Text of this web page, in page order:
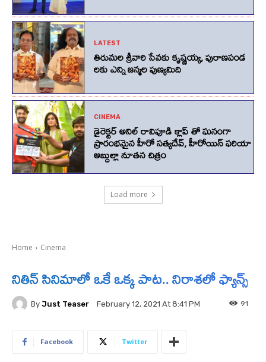
LATEST
తిరుమల శ్రీవారి సేవకు కృష్ణయ్య, పురాణపండ
లకు ఎన్ని జన్మల పుణ్యమిది
CINEMA
డైరెక్టర్ అనిల్ రావిపూడి క్లాప్ తో ఘనంగా
ప్రారంభమైన హీరో సత్యదేవ్, హీరోయిన్ ఫరియా
అబ్దుల్లా నూతన చిత్రం
Load more